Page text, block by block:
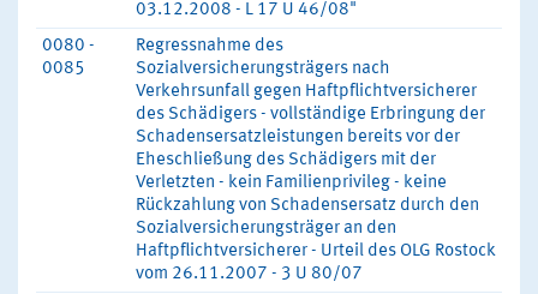
03.12.2008 - L 17 U 46/08"
0080 -
0085
Regressnahme des
Sozialversicherungsträgers nach
Verkehrsunfall gegen Haftpflichtversicherer
des Schädigers - vollständige Erbringung der
Schadensersatzleistungen bereits vor der
Eheschließung des Schädigers mit der
Verletzten - kein Familienprivileg - keine
Rückzahlung von Schadensersatz durch den
Sozialversicherungsträger an den
Haftpflichtversicherer - Urteil des OLG Rostock
vom 26.11.2007 - 3 U 80/07